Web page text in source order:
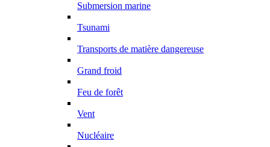
Submersion marine
Tsunami
Transports de matière dangereuse
Grand froid
Feu de forêt
Vent
Nucléaire